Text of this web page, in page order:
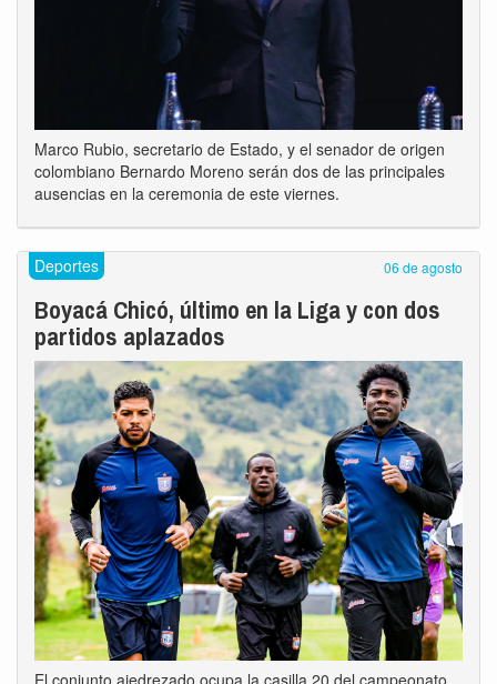
Marco Rubio, secretario de Estado, y el senador de origen
colombiano Bernardo Moreno serán dos de las principales
ausencias en la ceremonia de este viernes.
Deportes 06 de agosto
Boyacá Chicó, último en la Liga y con dos
partidos aplazados
El conjunto ajedrezado ocupa la casilla 20 del campeonato